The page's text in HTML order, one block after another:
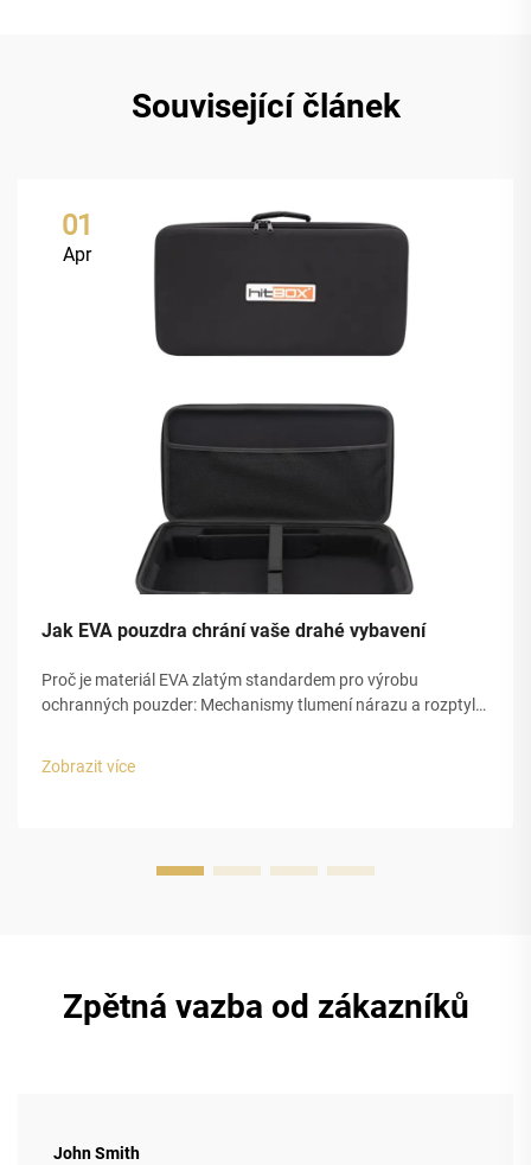
Související článek
01
Apr
Jak EVA pouzdra chrání vaše drahé vybavení
Proč je materiál EVA zlatým standardem pro výrobu
ochranných pouzder: Mechanismy tlumení nárazu a rozptylu
Zobrazit více
Zpětná vazba od zákazníků
John Smith